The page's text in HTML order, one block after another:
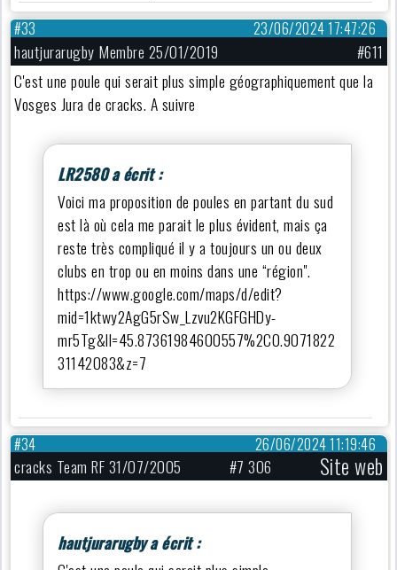
23/06/2024 17:47:26
#33
hautjurarugby Membre 25/01/2019
#611
C'est une poule qui serait plus simple géographiquement que la
Vosges Jura de cracks. A suivre
LR2580 a écrit :
Voici ma proposition de poules en partant du sud
est là où cela me parait le plus évident, mais ça
reste très compliqué il y a toujours un ou deux
clubs en trop ou en moins dans une “région".
https://www.google.com/maps/d/edit?
mid=1ktwy2AgG5rSw_Lzvu2KGFGHDy-
mr5Tg&ll=45.87361984600557%2C0.9071822
31142083&z=7
26/06/2024 11:19:46
#34
cracks Team RF 31/07/2005 #7 306 Site web
hautjurarugby a écrit :